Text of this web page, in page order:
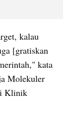
kalau
[gratiskan
kata
Molekuler
Klinik